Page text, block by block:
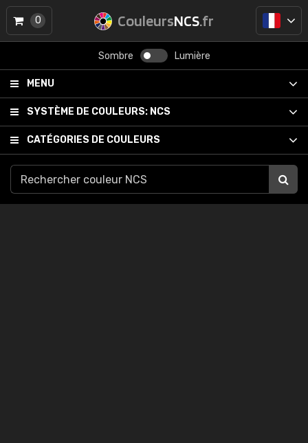
CouleursNCS.fr
Sombre Lumière
MENU
SYSTÈME DE COULEURS: NCS
CATÉGORIES DE COULEURS
0